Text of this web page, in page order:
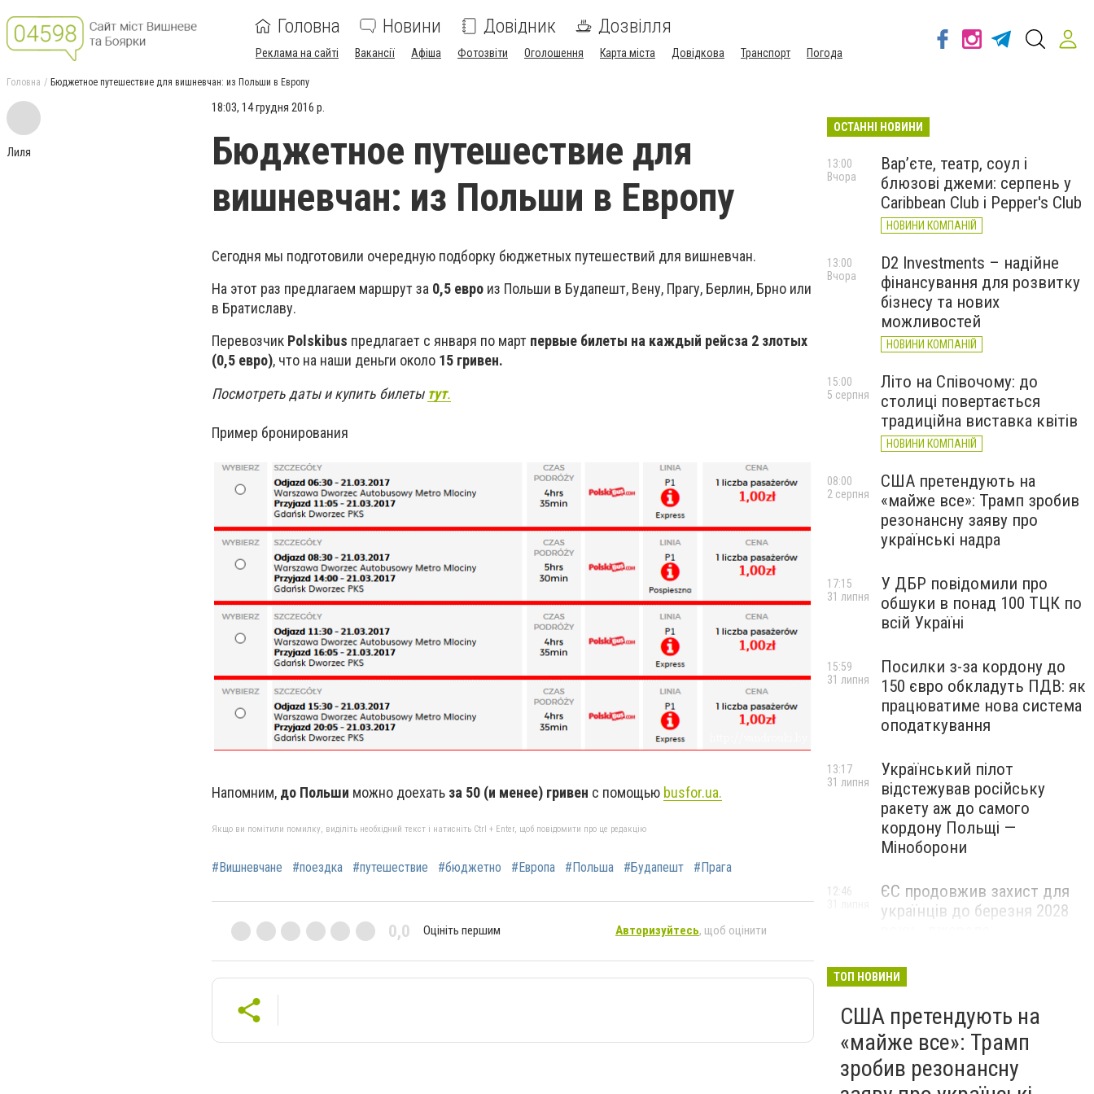
Головна Новини Довідник Дозвілля
Реклама на сайті Вакансії Афіша Фотозвіти Оголошення Карта міста Довідкова Транспорт Погода
Головна Бюджетное путешествие для вишневчан: из Польши в Европу
Лиля
18:03, 14 грудня 2016 р.
Бюджетное путешествие для
вишневчан: из Польши в Европу
Сегодня мы подготовили очередную подборку бюджетных путешествий для вишневчан.
На этот раз предлагаем маршрут за 0,5 евро из Польши в Будапешт, Вену, Прагу, Берлин, Брно или
в Братиславу.
Перевозчик Polskibus предлагает с января по март первые билеты на каждый рейсза 2 злотых
(0,5 евро), что на наши деньги около 15 гривен.
Посмотреть даты и купить билеты тут.
Пример бронирования
Напомним, до Польши можно доехать за 50 (и менее) гривен с помощью busfor.ua.
Якщо ви помітили помилку, виділіть необхідний текст і натисніть Ctrl + Enter, щоб повідомити про це редакцію
#Вишневчане #поездка #путешествие #бюджетно #Европа #Польша #Будапешт #Прага
0,0 Оцініть першим Авторизуйтесь, щоб оцінити
ОСТАННІ НОВИНИ
Вар’єте, театр, соул і
блюзові джеми: серпень у
Caribbean Club і Pepper's Club
НОВИНИ КОМПАНІЙ
13:00
Вчора
D2 Investments – надійне
фінансування для розвитку
бізнесу та нових
можливостей
НОВИНИ КОМПАНІЙ
13:00
Вчора
Літо на Співочому: до
столиці повертається
традиційна виставка квітів
НОВИНИ КОМПАНІЙ
15:00
5 серпня
США претендують на
«майже все»: Трамп зробив
резонансну заяву про
українські надра
08:00
2 серпня
У ДБР повідомили про
обшуки в понад 100 ТЦК по
всій Україні
17:15
31 липня
Посилки з-за кордону до
150 євро обкладуть ПДВ: як
працюватиме нова система
оподаткування
15:59
31 липня
Український пілот
відстежував російську
ракету аж до самого
кордону Польщі —
Міноборони
13:17
31 липня
ЄС продовжив захист для
українців до березня 2028
12:46
ТОП НОВИНИ
США претендують на
«майже все»: Трамп
зробив резонансну